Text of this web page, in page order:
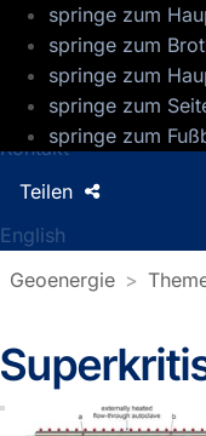
springe zum
springe zum
springe zum
springe zum
springe zum
Presse
Jobs
Kontakt
English
Teilen
Geoenergie